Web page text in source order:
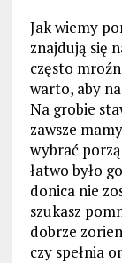
Jak wiemy
znajdują się
często
warto, aby
Na grobie
zawsze
wybrać
łatwo było
donica nie
szukasz
dobrze
czy spełnia